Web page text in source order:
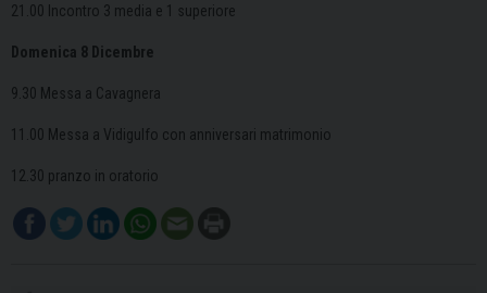
21.00 Incontro 3 media e 1 superiore
Domenica 8 Dicembre
9.30 Messa a Cavagnera
11.00 Messa a Vidigulfo con anniversari matrimonio
12.30 pranzo in oratorio